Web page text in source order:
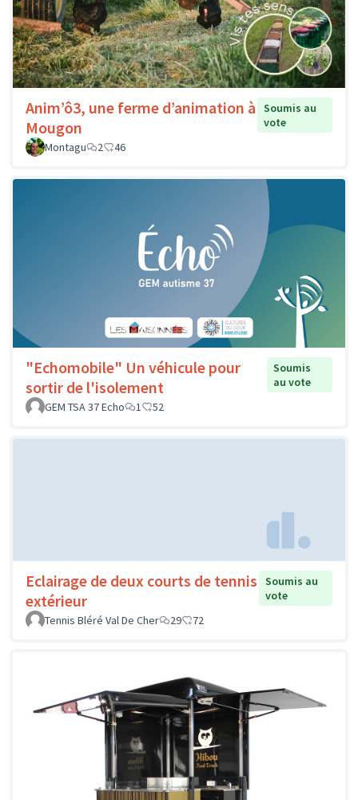
Anim’ô3, une ferme d’animation à
Mougon
Soumis au
vote
Montagu
2 46
"Echomobile" Un véhicule pour
sortir de l'isolement
Soumis
au vote
GEM TSA 37 Echo
1 52
Eclairage de deux courts de tennis
extérieur
Soumis au
vote
Tennis Bléré Val De Cher
29 72